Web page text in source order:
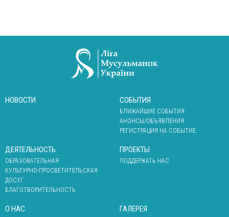
НОВОСТИ СОБЫТИЯ
БЛИЖАЙШИЕ СОБЫТИЯ
АНОНСЫ/ОБЪЯВЛЕНИЯ
РЕГИСТРАЦИЯ НА СОБЫТИЕ
ДЕЯТЕЛЬНОСТЬ
ОБРАЗОВАТЕЛЬНАЯ
КУЛЬТУРНО-ПРОСВЕТИТЕЛЬСКАЯ
ДОСУГ
БЛАГОТВОРИТЕЛЬНОСТЬ
ПРОЕКТЫ
ПОДДЕРЖАТЬ НАС
О НАС ГАЛЕРЕЯ